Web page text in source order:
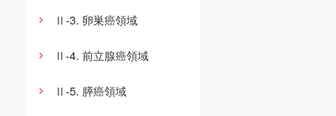
Ⅱ -3. 卵巣癌領域
Ⅱ -4. 前立腺癌領域
Ⅱ -5. 膵癌領域